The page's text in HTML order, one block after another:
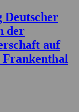
Deutscher
der
auf
Frankenthal